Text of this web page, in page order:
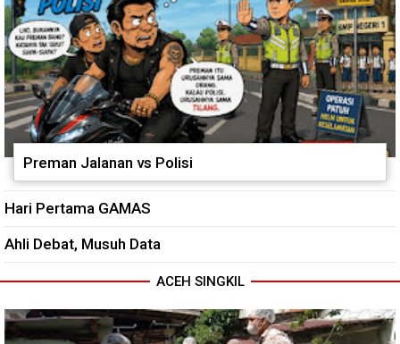
Preman Jalanan vs Polisi
Hari Pertama GAMAS
Ahli Debat, Musuh Data
ACEH SINGKIL